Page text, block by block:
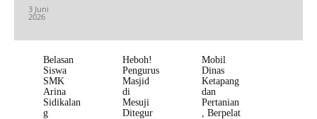
3 Juni
2026
Belasan
Siswa
SMK
Arina
Sidikalan
g
Heboh!
Pengurus
Masjid
di
Mesuji
Ditegur
Mobil
Dinas
Ketapang
dan
Pertanian
, Berpelat